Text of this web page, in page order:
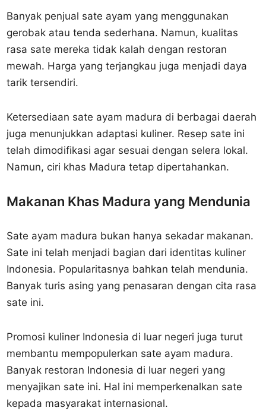
Banyak penjual sate ayam yang menggunakan
gerobak atau tenda sederhana. Namun, kualitas
rasa sate mereka tidak kalah dengan restoran
mewah. Harga yang terjangkau juga menjadi daya
tarik tersendiri.
Ketersediaan sate ayam madura di berbagai daerah
juga menunjukkan adaptasi kuliner. Resep sate ini
telah dimodifikasi agar sesuai dengan selera lokal.
Namun, ciri khas Madura tetap dipertahankan.
Makanan Khas Madura yang Mendunia
Sate ayam madura bukan hanya sekadar makanan.
Sate ini telah menjadi bagian dari identitas kuliner
Indonesia. Popularitasnya bahkan telah mendunia.
Banyak turis asing yang penasaran dengan cita rasa
sate ini.
Promosi kuliner Indonesia di luar negeri juga turut
membantu mempopulerkan sate ayam madura.
Banyak restoran Indonesia di luar negeri yang
menyajikan sate ini. Hal ini memperkenalkan sate
kepada masyarakat internasional.